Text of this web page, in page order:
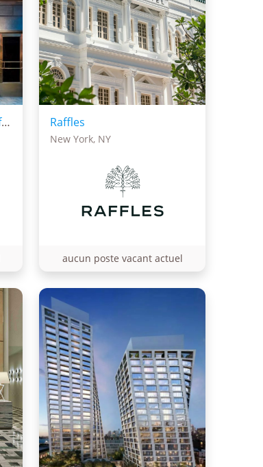
Sofitel Washington DC-Lafayette Square Raffles
New York, NY
aucun poste vacant actuel